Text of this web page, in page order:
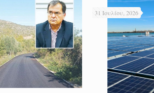
31 Ιουλίου, 2026